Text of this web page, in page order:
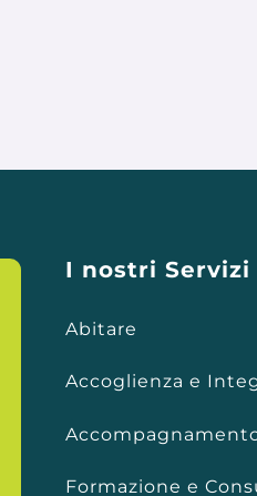
I nostri Servizi
Abitare
Accoglienza e
Formazione e